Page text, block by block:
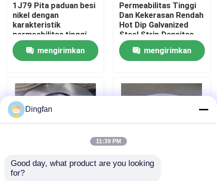
Kontrol kualitas
Hubungi kami
Berita
Permintaan Penawaran
strip baja berlapis nikel
1J79 Pita paduan besi
nikel dengan
karakteristik
permeabilitas tinggi
dan tekanan rendah
mengirimkan
Permeabilitas Tinggi
Dan Kekerasan Rendah
Hot Dip Galvanized
Steel Strip Densitas
8,2 G/cm3
mengirimkan
Strip baja
Dingfan
11:39 PM
Good day, what product are you looking
for?